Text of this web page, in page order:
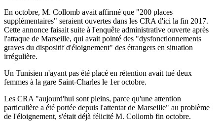
En octobre, M. Collomb avait affirmé que "200 places
supplémentaires" seraient ouvertes dans les CRA d'ici la fin 2017.
Cette annonce faisait suite à l'enquête administrative ouverte après
l'attaque de Marseille, qui avait pointé des "dysfonctionnements
graves du dispositif d'éloignement" des étrangers en situation
irrégulière.
Un Tunisien n'ayant pas été placé en rétention avait tué deux
femmes à la gare Saint-Charles le 1er octobre.
Les CRA "aujourd'hui sont pleins, parce qu'une attention
particulière a été portée depuis l'attentat de Marseille" au problème
de l'éloignement, s'était déjà félicité M. Collomb fin octobre.